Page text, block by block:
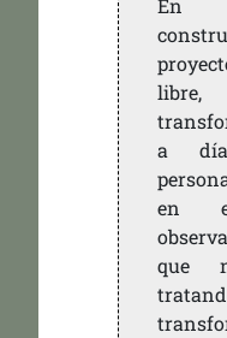
En
libre,
a
en
que